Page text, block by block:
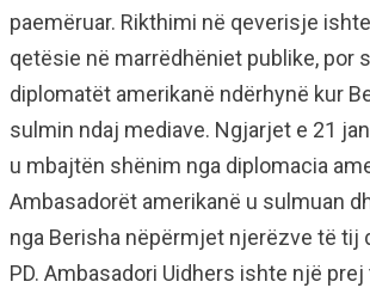
paemëruar. Rikthimi në qeverisje
qetësie në marrëdhëniet publike, por
diplomatët amerikanë ndërhynë kur
sulmin ndaj mediave. Ngjarjet e 21
u mbajtën shënim nga diplomacia
Ambasadorët amerikanë u sulmuan
nga Berisha nëpërmjet njerëzve të tij
PD. Ambasadori Uidhers ishte një